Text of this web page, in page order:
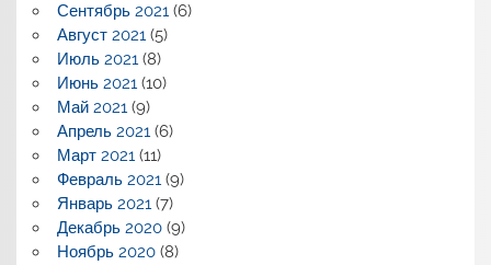
Сентябрь 2021(6)
Август 2021(5)
Июль 2021(8)
Июнь 2021(10)
Май 2021(9)
Апрель 2021(6)
Март 2021(11)
Февраль 2021(9)
Январь 2021(7)
Декабрь 2020(9)
Ноябрь 2020(8)